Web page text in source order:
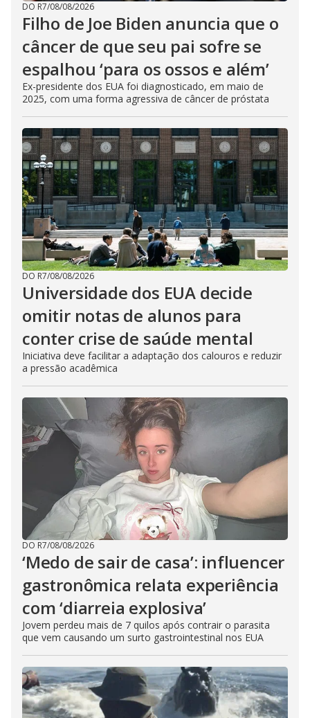
DO R7/08/08/2026
Filho de Joe Biden anuncia que o
câncer de que seu pai sofre se
espalhou ‘para os ossos e além’
Ex-presidente dos EUA foi diagnosticado, em maio de
2025, com uma forma agressiva de câncer de próstata
DO R7/08/08/2026
Universidade dos EUA decide
omitir notas de alunos para
conter crise de saúde mental
Iniciativa deve facilitar a adaptação dos calouros e reduzir
a pressão acadêmica
DO R7/08/08/2026
‘Medo de sair de casa’: influencer
gastronômica relata experiência
com ‘diarreia explosiva’
Jovem perdeu mais de 7 quilos após contrair o parasita
que vem causando um surto gastrointestinal nos EUA